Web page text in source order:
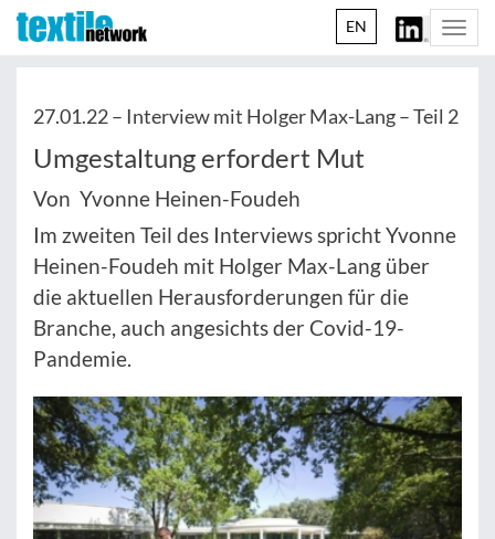
EN
27.01.22 – Interview mit Holger Max-Lang – Teil 2
Umgestaltung erfordert Mut
Von Yvonne Heinen-Foudeh
Im zweiten Teil des Interviews spricht Yvonne
Heinen-Foudeh mit Holger Max-Lang über
die aktuellen Herausforderungen für die
Branche, auch angesichts der Covid-19-
Pandemie.